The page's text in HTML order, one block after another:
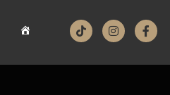
אדאו – ADEO דף הבית